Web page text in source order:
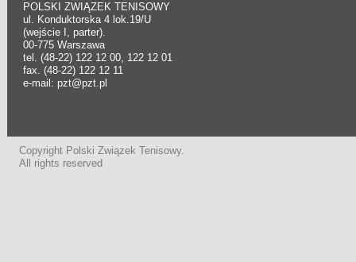
POLSKI ZWIĄZEK TENISOWY
ul. Konduktorska 4 lok.19/U
(wejście I, parter).
00-775 Warszawa
tel. (48-22) 122 12 00, 122 12 01
fax. (48-22) 122 12 11
e-mail: pzt@pzt.pl
Copyright Polski Związek Tenisowy.
All rights reserved